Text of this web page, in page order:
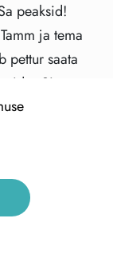
peaksid!
ja tema
pettur saata
Sinu
on panna Sind
takerdub
näiliselt
et keegi on